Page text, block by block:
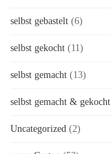
selbst gebastelt (6)
selbst gekocht (11)
selbst gemacht (13)
selbst gemacht & gekocht
Uncategorized (2)